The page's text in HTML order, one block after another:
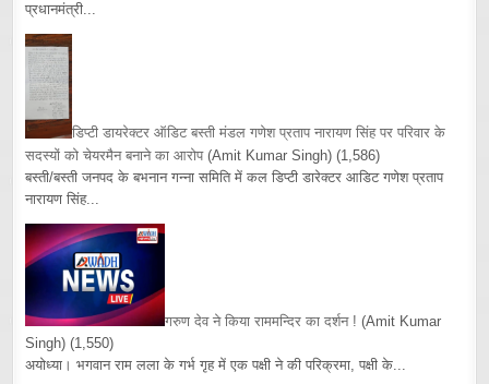
प्रधानमंत्री...
डिप्टी डायरेक्टर ऑडिट बस्ती मंडल गणेश प्रताप नारायण सिंह पर परिवार के
सदस्यों को चेयरमैन बनाने का आरोप (Amit Kumar Singh) (1,586)
बस्ती/बस्ती जनपद के बभनान गन्ना समिति में कल डिप्टी डारेक्टर आडिट गणेश प्रताप
नारायण सिंह...
गरुण देव ने किया राममन्दिर का दर्शन ! (Amit Kumar
Singh) (1,550)
अयोध्या। भगवान राम लला के गर्भ गृह में एक पक्षी ने की परिक्रमा, पक्षी के...